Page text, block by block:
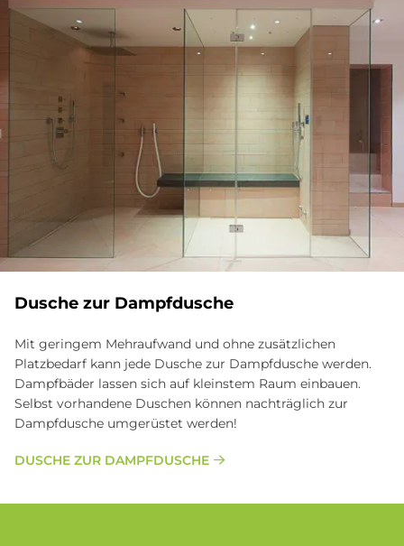
Dusche zur Dampfdusche
Mit geringem Mehraufwand und ohne zusätzlichen
Platzbedarf kann jede Dusche zur Dampfdusche werden.
Dampfbäder lassen sich auf kleinstem Raum einbauen.
Selbst vorhandene Duschen können nachträglich zur
Dampfdusche umgerüstet werden!
DUSCHE ZUR DAMPFDUSCHE